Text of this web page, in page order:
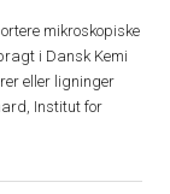
mikroskopiske
i Dansk Kemi
eller ligninger
Institut for